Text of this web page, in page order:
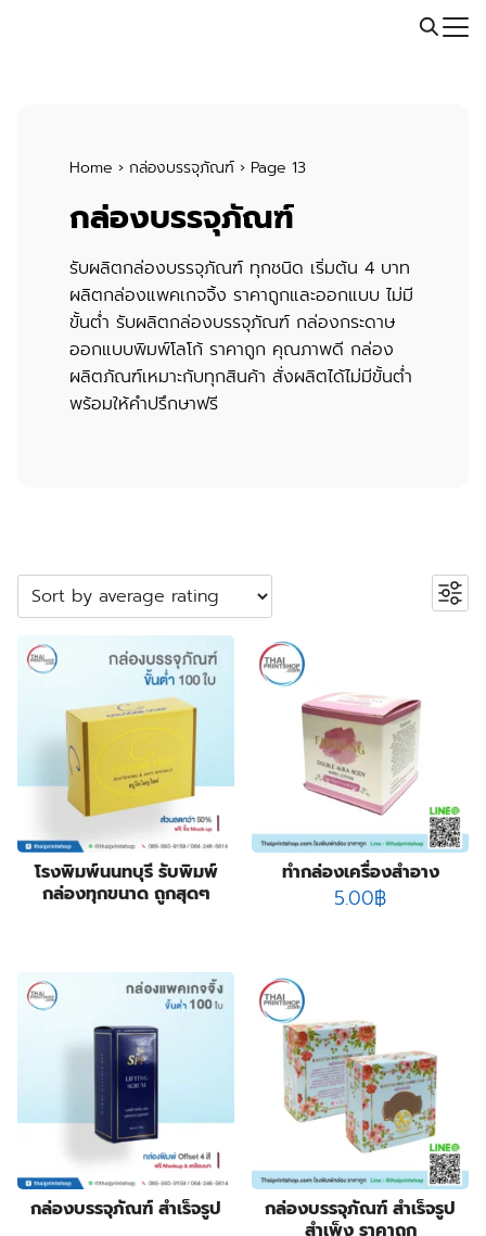
Call: 064-246-5614 | Line: @thaiprintshop
Home › กล่องบรรจุภัณฑ์ › Page 13
กล่องบรรจุภัณฑ์
รับผลิตกล่องบรรจุภัณฑ์ ทุกชนิด เริ่มต้น 4 บาท
ผลิตกล่องแพคเกจจิ้ง ราคาถูกและออกแบบ ไม่มี
ขั้นต่ำ รับผลิตกล่องบรรจุภัณฑ์ กล่องกระดาษ
ออกแบบพิมพ์โลโก้ ราคาถูก คุณภาพดี กล่อง
ผลิตภัณฑ์เหมาะกับทุกสินค้า สั่งผลิตได้ไม่มีขั้นต่ำ
พร้อมให้คำปรึกษาฟรี
ค้นหาสินค้า
Search
หมวดหมู่สินค้า
ปลอกสวมแก้ว 22
products
กระเป๋าผ้า ถุงผ้า
products
กล่องกระดาษคราฟท์ 23
products
กล่องขนม 2323
products
กล่องครีม 5555
products
กล่องครีมกันแดด 33
products
กล่องจั่วปัง พรีเมี่ยม 1919
products
กล่องดิสเพลย์ 99
products
กล่องฟอยล์ 66
products
กล่องลิปสติก
products
8484
products
กล่องสบู่กระดาษคราฟท์
products
กล่องสินค้า OTOP
กล่องอาหารเสริม
2828
products
กล่องเซ็ต
8
products
กล่องเซรั่ม 9 9
products
กล่องแบบฝาเปิดหน้า 22
โรงพิมพ์นนทบุรี รับพิมพ์
กล่องทุกขนาด ถูกสุดๆ
ทำกล่องเครื่องสำอาง
5.00฿
กล่องบรรจุภัณฑ์ สำเร็จรูป
กล่องบรรจุภัณฑ์ สำเร็จรูป
สำเพ็ง ราคาถูก